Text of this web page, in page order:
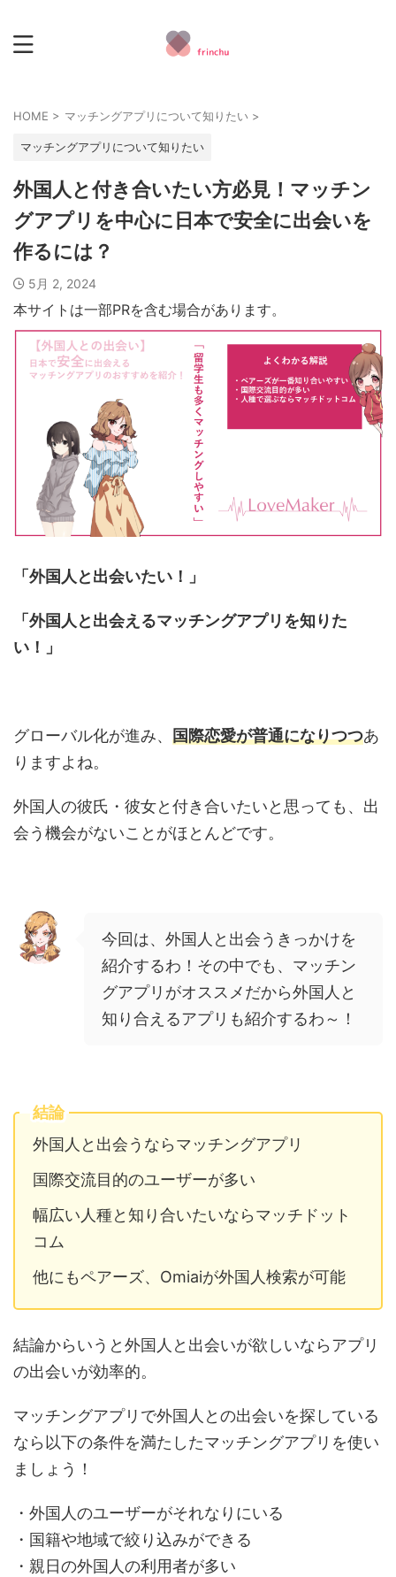
HOME > マッチングアプリについて知りたい >
マッチングアプリについて知りたい
外国人と付き合いたい方必見！マッチン
グアプリを中心に日本で安全に出会いを
作るには？
5月 2, 2024
本サイトは一部PRを含む場合があります。
「外国人と出会いたい！」
「外国人と出会えるマッチングアプリを知りた
い！」
グローバル化が進み、 国際恋愛が普通になりつつあ
りますよね。
外国人の彼氏・彼女と付き合いたいと思っても、出
会う機会がないことがほとんどです。
今回は、外国人と出会うきっかけを
紹介するわ！その中でも、マッチン
グアプリがオススメだから外国人と
知り合えるアプリも紹介するわ～！
結論
外国人と出会うならマッチングアプリ
国際交流目的のユーザーが多い
幅広い人種と知り合いたいならマッチドット
コム
他にもペアーズ、Omiaiが外国人検索が可能
結論からいうと外国人と出会いが欲しいならアプリ
の出会いが効率的。
マッチングアプリで外国人との出会いを探している
なら以下の条件を満たしたマッチングアプリを使い
ましょう！
・外国人のユーザーがそれなりにいる
・国籍や地域で絞り込みができる
・親日の外国人の利用者が多い